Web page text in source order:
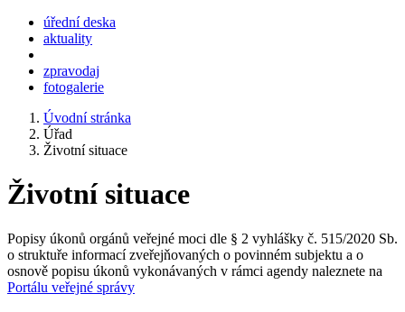
úřední deska
aktuality
zpravodaj
fotogalerie
Úvodní stránka
Úřad
Životní situace
Životní situace
Popisy úkonů orgánů veřejné moci dle § 2 vyhlášky č. 515/2020 Sb.
o struktuře informací zveřejňovaných o povinném subjektu a o
osnově popisu úkonů vykonávaných v rámci agendy naleznete na
Portálu veřejné správy